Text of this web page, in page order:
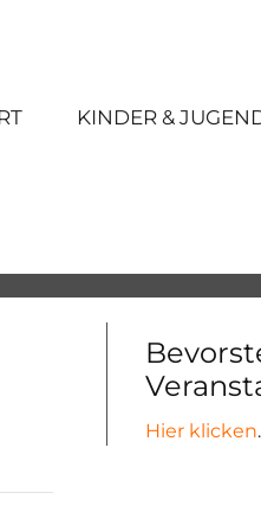
KINDER &
Hier klicken.